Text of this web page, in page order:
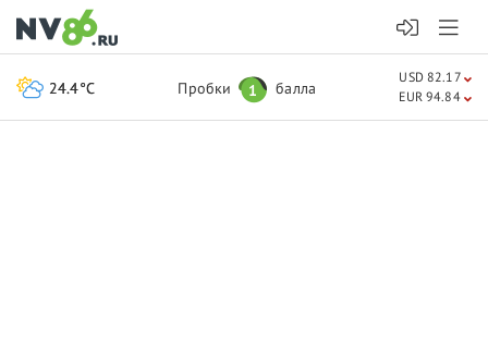
24.4°C Пробки 1 балла
USD 82.17
EUR 94.84